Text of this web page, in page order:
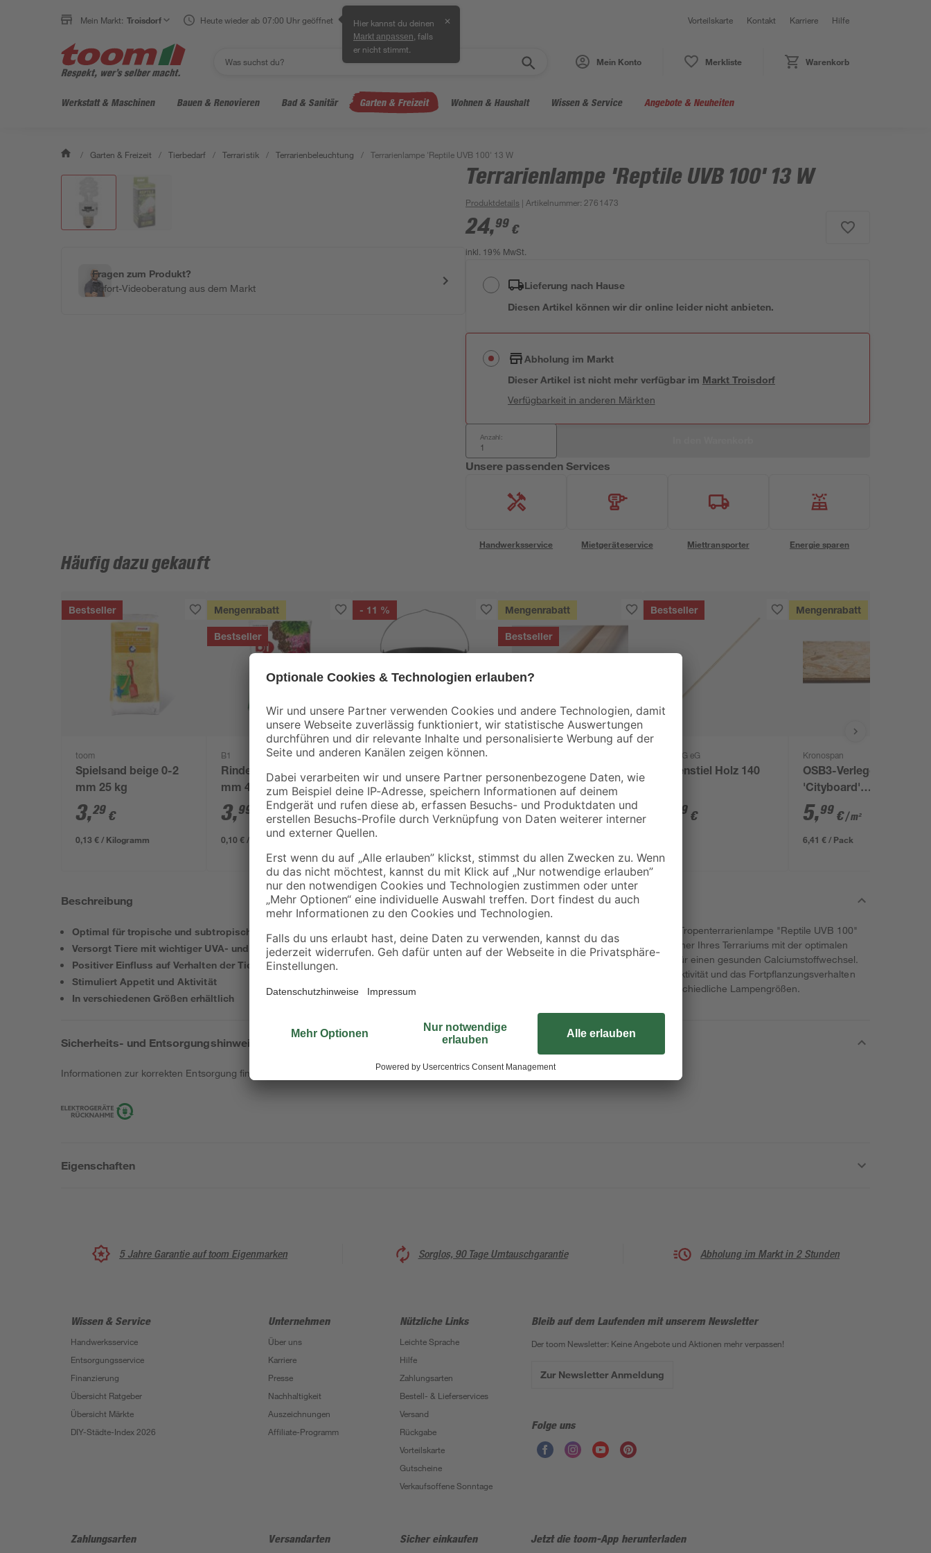
Mein Markt: Troisdorf Heute wieder ab 07:00 Uhr geöffnet Hier kannst du deinen
Markt anpassen , falls
er nicht stimmt.
✕ Vorteilskarte Kontakt Karriere Hilfe
Mein Konto Merkliste Warenkorb
Werkstatt & Maschinen Bauen & Renovieren Bad & Sanitär Garten & Freizeit Wohnen & Haushalt Wissen & Service Angebote & Neuheiten
/ Garten & Freizeit / Tierbedarf / Terraristik / Terrarienbeleuchtung / Terrarienlampe 'Reptile UVB 100' 13 W
Fragen zum Produkt?
Sofort-Videoberatung aus dem Markt
Terrarienlampe 'Reptile UVB 100' 13 W
Produktdetails | Artikelnummer: 2761473
24,99 €
inkl. 19% MwSt.
Lieferung nach Hause
Diesen Artikel können wir dir online leider nicht anbieten.
Abholung im Markt
Dieser Artikel ist nicht mehr verfügbar im Markt Troisdorf
Verfügbarkeit in anderen Märkten
Anzahl:
Unsere passenden Services
Handwerksservice Mietgeräteservice Miettransporter Energie sparen
Häufig dazu gekauft
Bestseller
toom
Spielsand beige 0-2
mm 25 kg
3,29 €
0,13 € / Kilogramm
Mengenrabatt
Bestseller
B1
Rindenmulch 0-40
mm 40 l
3,99
0,10 € / Liter
- 11 %
Baueimer 12 l
1,49 € 1,69 €
Mengenrabatt
Bestseller
Latte sägerau 2000 x
48 x 24 mm
1,78€
Bestseller
BÜMAG eG
Besenstiel Holz 140
79 €
Mengenrabatt
Kronospan
OSB3-Verlegeplatte
'Cityboard'
ungeschliffen 1690 x
634 x 12 mm
5,99 €/ m²
6,41 € / Pack
Beschreibung
Optimal für tropische und subtropische Reptilien
Versorgt Tiere mit wichtiger UVA- und UVB-Strahlung
Positiver Einfluss auf Verhalten der Tiere
Stimuliert Appetit und Aktivität
In verschiedenen Größen erhältlich
Für tropische und subtropische Terrarien ist die Tropenterrarienlampe "Reptile UVB 100"
genau die richtige Wahl. Sie versorgt die Bewohner Ihres Terrariums mit der optimalen
Menge an UVB-Strahlung. Diese ist notwendig für einen gesunden Calciumstoffwechsel.
Außerdem stimuliert das Licht den Appetit, die Aktivität und das Fortpflanzungsverhalten
der Reptilien. In unserem Shop finden Sie unterschiedliche Lampengrößen.
Sicherheits- und Entsorgungshinweise
Informationen zur korrekten Entsorgung findest du
Eigenschaften
5 Jahre Garantie auf toom Eigenmarken Sorglos, 90 Tage Umtauschgarantie Abholung im Markt in 2 Stunden
Wissen & Service
Handwerksservice
Entsorgungsservice
Finanzierung
Übersicht Ratgeber
Übersicht Märkte
DIY-Städte-Index 2026
Unternehmen
Über uns
Karriere
Presse
Nachhaltigkeit
Auszeichnungen
Affiliate-Programm
Nützliche Links
Leichte Sprache
Hilfe
Zahlungsarten
Bestell- & Lieferservices
Versand
Rückgabe
Vorteilskarte
Gutscheine
Verkaufsoffene Sonntage
Bleib auf dem Laufenden mit unserem Newsletter
Der toom Newsletter: Keine Angebote und Aktionen mehr verpassen!
Zur Newsletter Anmeldung
Folge uns
Zahlungsarten Versandarten Sicher einkaufen Jetzt die toom-App herunterladen